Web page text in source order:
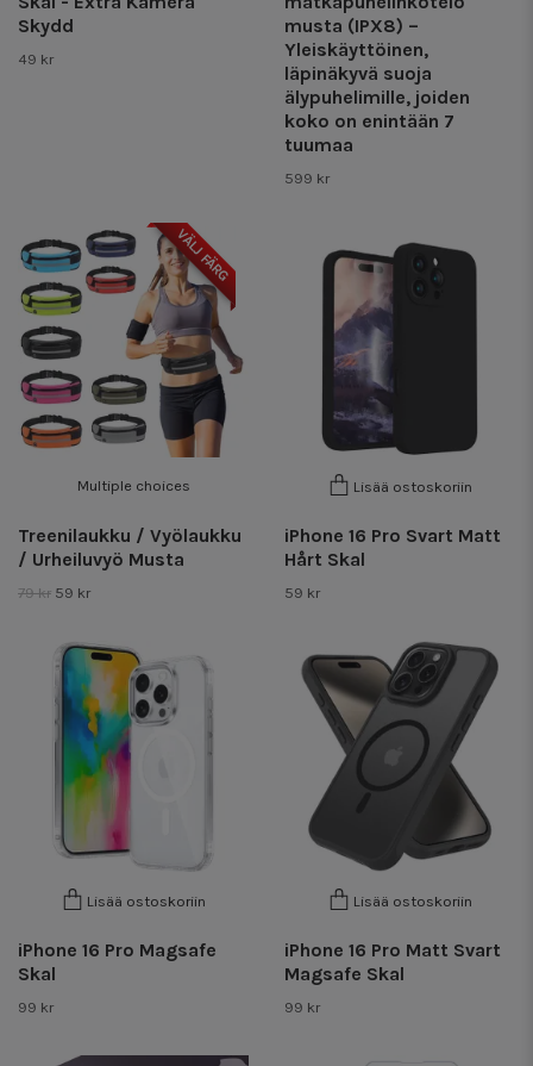
Skydd
49 kr
musta (IPX8) –
Yleiskäyttöinen,
läpinäkyvä suoja
älypuhelimille, joiden
koko on enintään 7
tuumaa
599 kr
VÄLJ FÄRG
Multiple choices
Treenilaukku / Vyölaukku
/ Urheiluvyö Musta
79 kr 59 kr
Lisää ostoskoriin
iPhone 16 Pro Svart Matt
Hårt Skal
59 kr
Lisää ostoskoriin
iPhone 16 Pro Magsafe
Skal
99 kr
Lisää ostoskoriin
iPhone 16 Pro Matt Svart
Magsafe Skal
99 kr